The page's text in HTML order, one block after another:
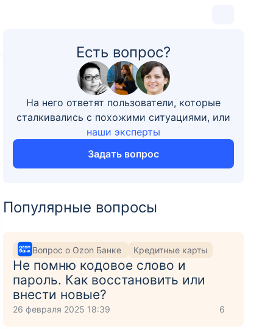
Есть вопрос?
На него ответят пользователи, которые
сталкивались с похожими ситуациями, или
наши эксперты
Задать вопрос
Популярные вопросы
Вопрос о Ozon Банке Кредитные карты
Не помню кодовое слово и
пароль. Как восстановить или
внести новые?
26 февраля 2025 18:39 6